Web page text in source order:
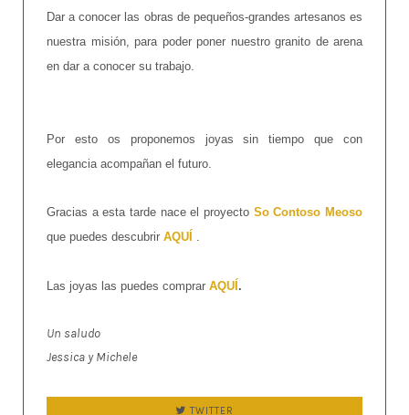
Dar a conocer las obras de pequeños-grandes artesanos es
nuestra misión, para poder poner nuestro granito de arena
en dar a conocer su trabajo.
Por esto os proponemos joyas sin tiempo que con
elegancia acompañan el futuro.
Gracias a esta tarde nace el proyecto So Contoso Meoso
que puedes descubrir AQUÍ
Las joyas las puedes comprar AQUÍ .
Un saludo
Jessica y Michele
TWITTER